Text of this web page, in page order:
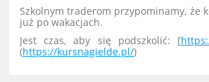
Szkolnym traderom przypominamy, że
już po wakacjach.
Jest czas, aby się podszkolić: [
(https://kursnagielde.pl/)